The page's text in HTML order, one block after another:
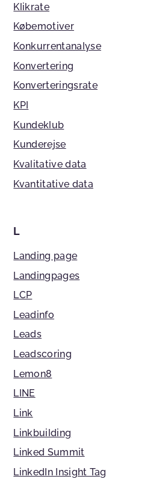
Klikrate
Købemotiver
Konkurrentanalyse
Konvertering
Konverteringsrate
KPI
Kundeklub
Kunderejse
Kvalitative data
Kvantitative data
L
Landing page
Landingpages
LCP
Leadinfo
Leads
Leadscoring
Lemon8
LINE
Link
Linkbuilding
Linked Summit
LinkedIn Insight Tag